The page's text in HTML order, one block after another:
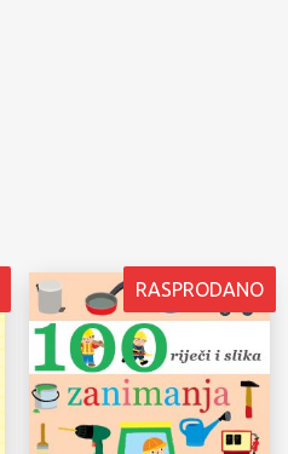
RASPRODANO